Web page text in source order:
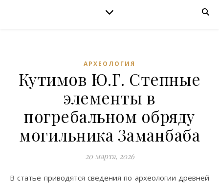
АРХЕОЛОГИЯ
Кутимов Ю.Г. Степные
элементы в
погребальном обряду
могильника Заманбаба
20 марта, 2026
В статье приводятся сведения по археологии древней